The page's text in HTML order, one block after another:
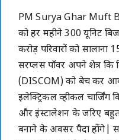
PM Surya Ghar Muft
को हर महीने 300 यूनिट
करोड़ परिवारों को
सरप्लस पॉवर अपने शेत्र कि
(DISCOM) को बेच कर
इलेक्ट्रिकल व्हीकल चार्जिंग
और इंस्टालेशन के जरिए बहुत
बनाने के अवसर पैदा होंगे|